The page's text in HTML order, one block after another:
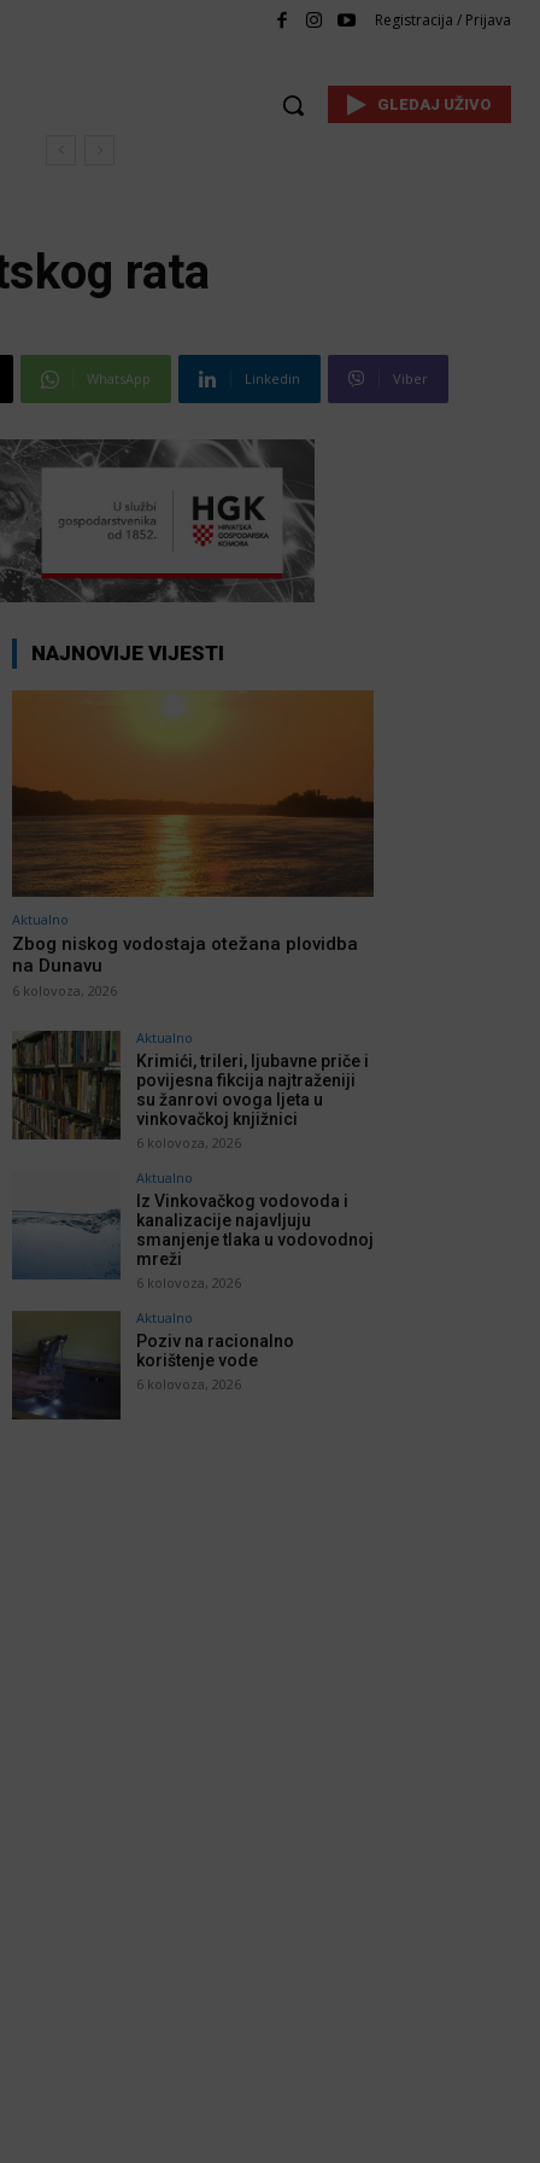
Registracija / Prijava
GLEDAJ UŽIVO
rata
WhatsApp Linkedin Viber
NAJNOVIJE VIJESTI
Aktualno
Zbog niskog vodostaja otežana plovidba
na Dunavu
6 kolovoza, 2026
Aktualno
Krimići, trileri, ljubavne priče i
povijesna fikcija najtraženiji
su žanrovi ovoga ljeta u
vinkovačkoj knjižnici
6 kolovoza, 2026
Aktualno
Iz Vinkovačkog vodovoda i
kanalizacije najavljuju
smanjenje tlaka u vodovodnoj
mreži
6 kolovoza, 2026
Aktualno
Poziv na racionalno
korištenje vode
6 kolovoza, 2026